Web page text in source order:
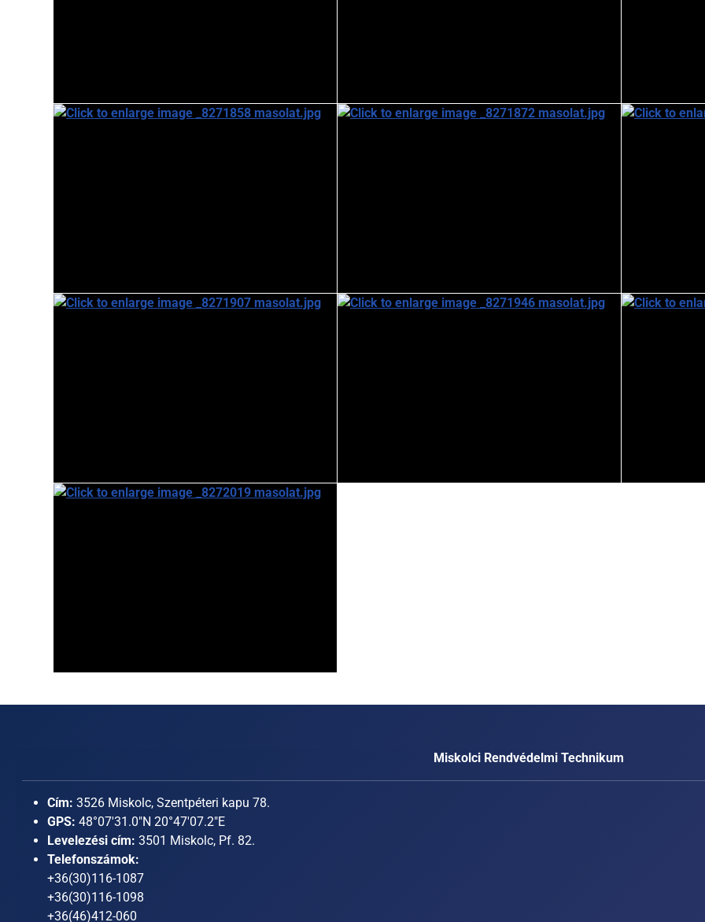
Miskolci Rendvédelmi Technikum
Cím: 3526 Miskolc, Szentpéteri kapu 78.
GPS: 48°07'31.0"N 20°47'07.2"E
Levelezési cím: 3501 Miskolc, Pf. 82.
Telefonszámok:
+36(30)116-1087
+36(30)116-1098
+36(46)412-060